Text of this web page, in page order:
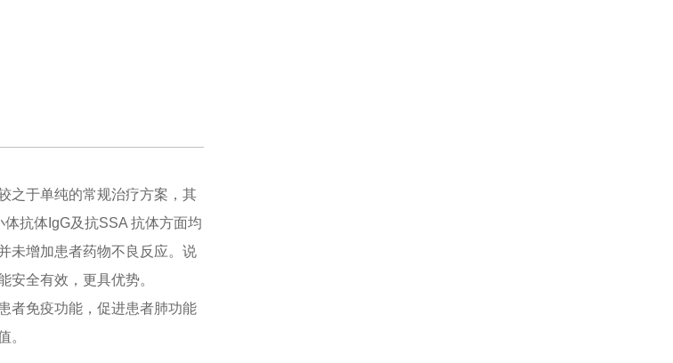
之于单纯的常规治疗方案，其
抗体IgG及抗SSA 抗体方面均
未增加患者药物不良反应。说
安全有效，更具优势。
者免疫功能，促进患者肺功能
。